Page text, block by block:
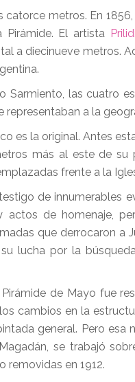
metros. En
El artista
a diecinueve metros.
Sarmiento, las cuatro
a la
es la original. Antes
más al este de
frente a la
de innumerables
actos de homenaje,
que derrocaron a
lucha por la
de Mayo fue
cambios en la
general. Pero esa
se trabajó
removidas en 1912.